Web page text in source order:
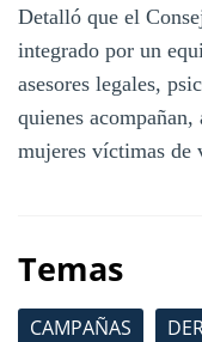
Detalló que el
integrado por un
asesores legales,
quienes
mujeres víctimas de
Temas
CAMPAÑAS